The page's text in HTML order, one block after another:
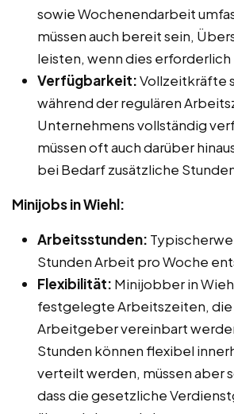
sowie Wochenendarbeit
müssen auch bereit sein,
leisten, wenn dies erforderlich
Verfügbarkeit:Vollzeitkräfte
während der regulären
Unternehmens vollständig
müssen oft auch darüber
bei Bedarf zusätzliche
Minijobs in Wiehl:
Arbeitsstunden:
Stunden Arbeit pro Woche
Flexibilität: Minijobber in
festgelegte Arbeitszeiten,
Arbeitgeber vereinbart
Stunden können flexibel
verteilt werden, müssen aber
dass die gesetzliche